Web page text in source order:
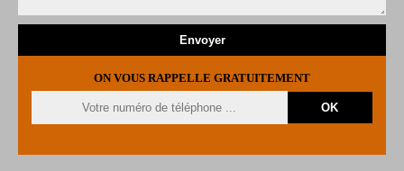
ON VOUS RAPPELLE GRATUITEMENT